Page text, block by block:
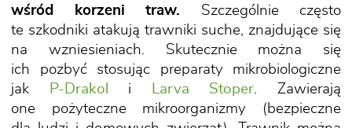
wśród korzeni traw. Szczególnie często
te szkodniki atakują trawniki suche, znajdujące się
na wzniesieniach. Skutecznie można się
ich pozbyć stosując preparaty mikrobiologiczne
jak
P-Drakol i Larva Stoper . Zawierają
one pożyteczne mikroorganizmy (bezpieczne